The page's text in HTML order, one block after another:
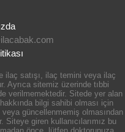
ilaç satışı, ilaç temini veya ilaç
Ayrıca sitemiz üzerinde tıbbi
verilmemektedir. Sitede yer alan
bilgi sahibi olması için
güncellenmemiş olmasından
giren kullanıcılarımız bu